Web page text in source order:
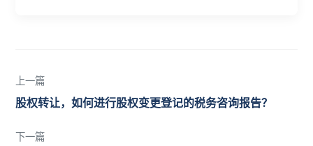
上一篇
股权转让，如何进行股权变更登记的税务咨询报告？
下一篇